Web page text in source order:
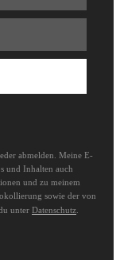
abmelden. Meine E-
und Inhalten auch
und zu meinem
sowie der von
unter Datenschutz